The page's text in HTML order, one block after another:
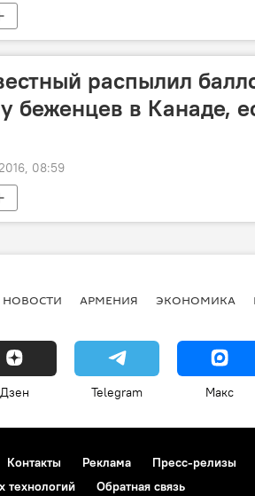
распылил
беженцев в Канаде,
08:59
НОВОСТИ АРМЕНИЯ ЭКОНОМИКА
Дзен Telegram Макс
Контакты Реклама Пресс-релизы
технологий
Обратная связь